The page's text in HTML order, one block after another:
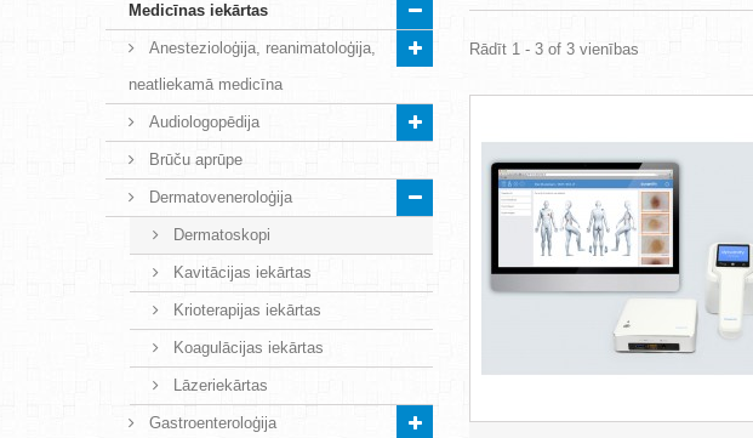
Medicīnas iekārtas
Anestezioloģija, reanimatoloģija,
neatliekamā medicīna
Audiologopēdija
Brūču aprūpe
Dermatoveneroloģija
Dermatoskopi
Kavitācijas iekārtas
Krioterapijas iekārtas
Koagulācijas iekārtas
Lāzeriekārtas
Gastroenteroloģija
Rādīt 1 - 3 of 3 vienības